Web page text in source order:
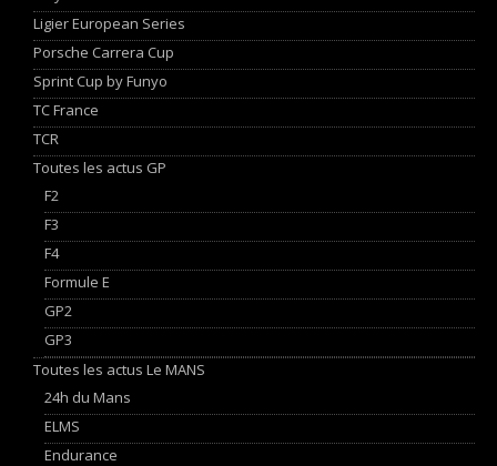
Ligier European Series
Porsche Carrera Cup
Sprint Cup by Funyo
TC France
TCR
Toutes les actus GP
F2
F3
F4
Formule E
GP2
GP3
Toutes les actus Le MANS
24h du Mans
ELMS
Endurance